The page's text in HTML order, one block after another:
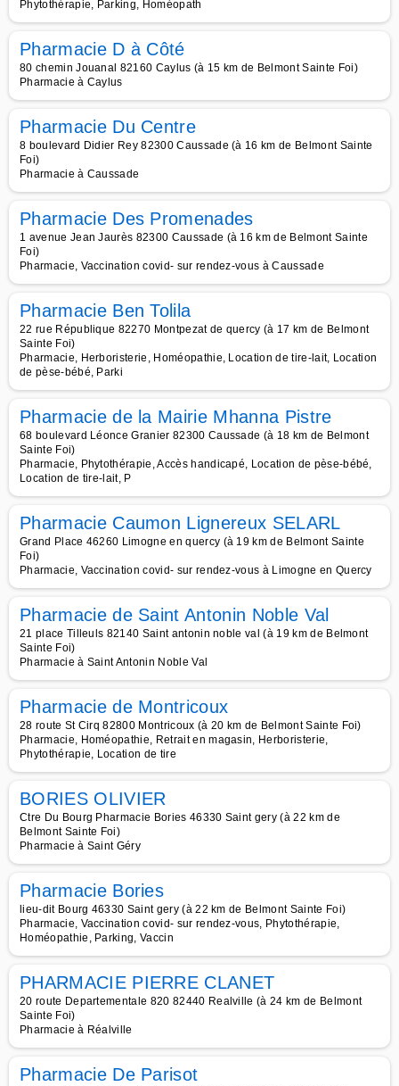
Phytothérapie, Parking, Homéopath
Pharmacie D à Côté
80 chemin Jouanal 82160 Caylus (à 15 km de Belmont Sainte Foi)
Pharmacie à Caylus
Pharmacie Du Centre
8 boulevard Didier Rey 82300 Caussade (à 16 km de Belmont Sainte
Foi)
Pharmacie à Caussade
Pharmacie Des Promenades
1 avenue Jean Jaurès 82300 Caussade (à 16 km de Belmont Sainte
Foi)
Pharmacie, Vaccination covid- sur rendez-vous à Caussade
Pharmacie Ben Tolila
22 rue République 82270 Montpezat de quercy (à 17 km de Belmont
Sainte Foi)
Pharmacie, Herboristerie, Homéopathie, Location de tire-lait, Location
de pèse-bébé, Parki
Pharmacie de la Mairie Mhanna Pistre
68 boulevard Léonce Granier 82300 Caussade (à 18 km de Belmont
Sainte Foi)
Pharmacie, Phytothérapie, Accès handicapé, Location de pèse-bébé,
Location de tire-lait, P
Pharmacie Caumon Lignereux SELARL
Grand Place 46260 Limogne en quercy (à 19 km de Belmont Sainte
Foi)
Pharmacie, Vaccination covid- sur rendez-vous à Limogne en Quercy
Pharmacie de Saint Antonin Noble Val
21 place Tilleuls 82140 Saint antonin noble val (à 19 km de Belmont
Sainte Foi)
Pharmacie à Saint Antonin Noble Val
Pharmacie de Montricoux
28 route St Cirq 82800 Montricoux (à 20 km de Belmont Sainte Foi)
Pharmacie, Homéopathie, Retrait en magasin, Herboristerie,
Phytothérapie, Location de tire
BORIES OLIVIER
Ctre Du Bourg Pharmacie Bories 46330 Saint gery (à 22 km de
Belmont Sainte Foi)
Pharmacie à Saint Géry
Pharmacie Bories
lieu-dit Bourg 46330 Saint gery (à 22 km de Belmont Sainte Foi)
Pharmacie, Vaccination covid- sur rendez-vous, Phytothérapie,
Homéopathie, Parking, Vaccin
PHARMACIE PIERRE CLANET
20 route Departementale 820 82440 Realville (à 24 km de Belmont
Sainte Foi)
Pharmacie à Réalville
Pharmacie De Parisot